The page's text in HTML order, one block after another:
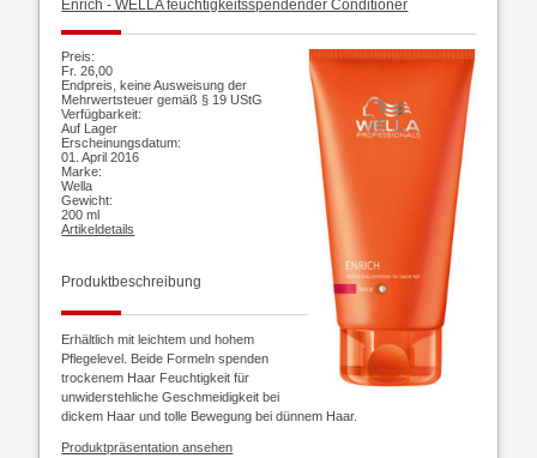
Enrich - WELLA feuchtigkeitsspendender Conditioner
Preis:
Fr. 26,00
Endpreis, keine Ausweisung der
Mehrwertsteuer gemäß § 19 UStG
Verfügbarkeit:
Auf Lager
Erscheinungsdatum:
01. April 2016
Marke:
Wella
Gewicht:
200 ml
Artikeldetails
Produktbeschreibung
Erhältlich mit leichtem und hohem
Pflegelevel. Beide Formeln spenden
trockenem Haar Feuchtigkeit für
unwiderstehliche Geschmeidigkeit bei
dickem Haar und tolle Bewegung bei dünnem Haar.
Produktpräsentation ansehen